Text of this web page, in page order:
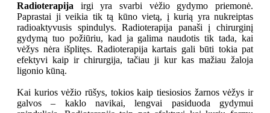
Radioterapija irgi yra svarbi vėžio gydymo priemonė.
Paprastai ji veikia tik tą kūno vietą, į kurią yra nukreiptas
radioaktyvusis spindulys. Radioterapija panaši į chirurginį
gydymą tuo požiūriu, kad ja galima naudotis tik tada, kai
vėžys nėra išplitęs. Radioterapija kartais gali būti tokia pat
efektyvi kaip ir chirurgija, tačiau ji kur kas mažiau žaloja
ligonio kūną.
Kai kurios vėžio rūšys, tokios kaip tiesiosios žarnos vėžys ir
galvos – kaklo navikai, lengvai pasiduoda gydymui